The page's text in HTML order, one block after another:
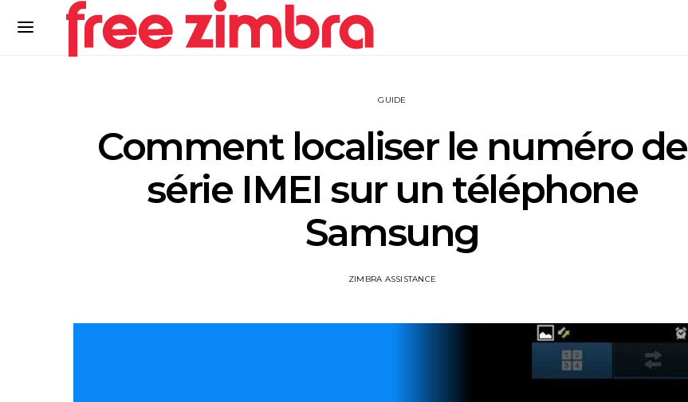
GUIDE
Comment localiser le numéro de
série IMEI sur un téléphone
Samsung
ZIMBRA ASSISTANCE